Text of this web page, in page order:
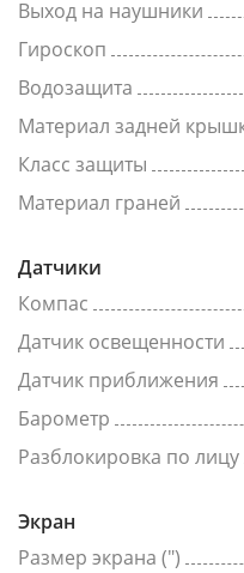
Выход на наушники
Гироскоп
Водозащита
Материал задней
Класс защиты
Материал граней
Датчики
Компас
Датчик освещенности
Датчик приближения
Барометр
Разблокировка по лицу
Экран
Размер экрана (")